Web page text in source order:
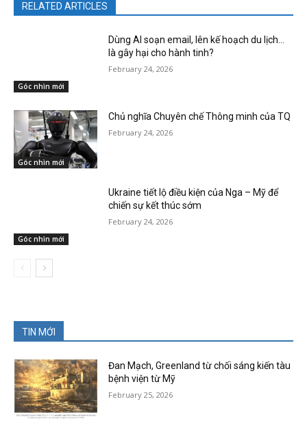
RELATED ARTICLES
Góc nhìn mới
Dùng AI soạn email, lên kế hoạch du lịch…
là gây hại cho hành tinh?
February 24, 2026
Góc nhìn mới
Chủ nghĩa Chuyên chế Thông minh của TQ
February 24, 2026
Góc nhìn mới
Ukraine tiết lộ điều kiện của Nga – Mỹ để
chiến sự kết thúc sớm
February 24, 2026
TIN MỚI
Đan Mạch, Greenland từ chối sáng kiến tàu
bệnh viện từ Mỹ
February 25, 2026